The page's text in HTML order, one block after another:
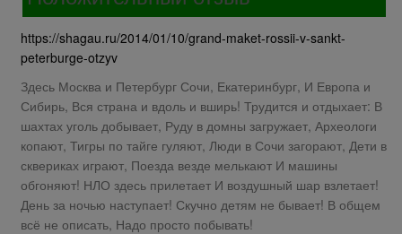
https://shagau.ru/2014/01/10/grand-maket-rossii-v-sankt-
peterburge-otzyv
Здесь Москва и Петербург Сочи, Екатеринбург, И Европа и
Сибирь, Вся страна и вдоль и вширь! Трудится и отдыхает: В
шахтах уголь добывает, Руду в домны загружает, Археологи
копают, Тигры по тайге гуляют, Люди в Сочи загорают, Дети в
сквериках играют, Поезда везде мелькают И машины
обгоняют! НЛО здесь прилетает И воздушный шар взлетает!
День за ночью наступает! Скучно детям не бывает! В общем
всё не описать, Надо просто побывать!